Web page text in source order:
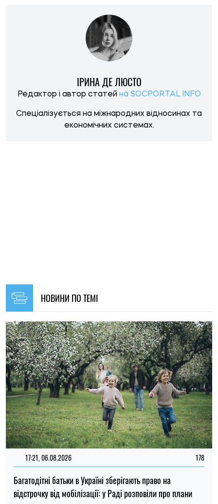
ІРИНА ДЕ ЛЮСТО
Редактор і автор статей на SOCPORTAL.INFO
Спеціалізується на міжнародних відносинах та
економічних системах.
НОВИНИ ПО ТЕМІ
17:21, 06.08.2026 178
Багатодітні батьки в Україні зберігають право на
відстрочку від мобілізації: у Раді розповіли про плани